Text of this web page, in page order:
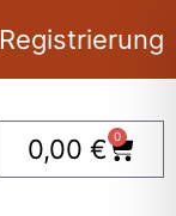
Registrierung
0,00 € 0